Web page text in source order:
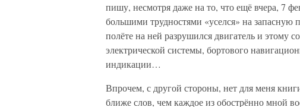
пишу, несмотря даже на то, что ещё вчера, 7
большими трудностями «уселся» на
полёте на ней разрушился двигатель и этому
электрической системы, бортового
индикации…
Впрочем, с другой стороны, нет для меня
ближе слов, чем каждое из обострённо мной